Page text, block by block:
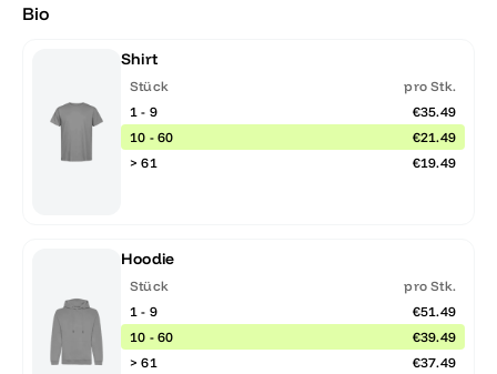
Bio
Shirt
Stück
pro Stk.
1 - 9
€35.49
10 - 60
€21.49
> 61
€19.49
Hoodie
Stück
pro Stk.
1 - 9
€51.49
10 - 60
€39.49
> 61
€37.49